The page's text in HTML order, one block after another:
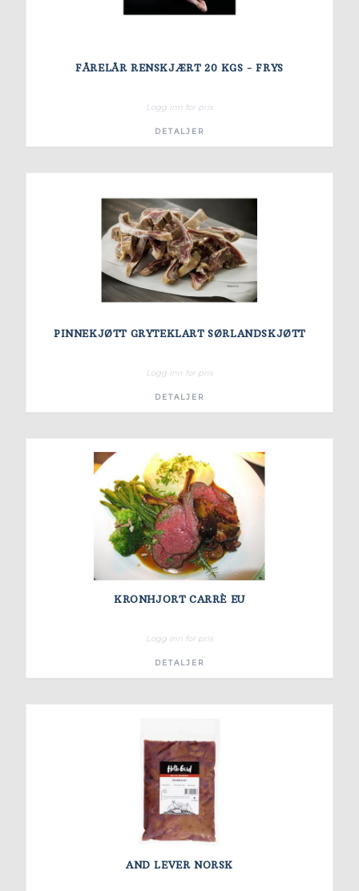
FÅRELÅR RENSKJÆRT 20 KGS - FRYS
Logg inn for pris
DETALJER
PINNEKJØTT GRYTEKLART SØRLANDSKJØTT
Logg inn for pris
DETALJER
KRONHJORT CARRÈ EU
Logg inn for pris
DETALJER
AND LEVER NORSK